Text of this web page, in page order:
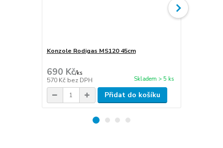
Konzole Rodigas MS120 45cm
690 Kč/ks
570 Kč bez DPH Skladem > 5 ks
Přidat do košíku